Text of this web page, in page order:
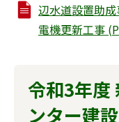
辺水道設置助
電機更新工事
令和3年度
ンター建